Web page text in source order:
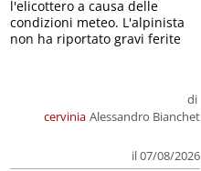
cervinia
di
Alessandro Bianchet
il 07/08/2026
l'elicottero a causa delle
condizioni meteo. L'alpinista
non ha riportato gravi ferite